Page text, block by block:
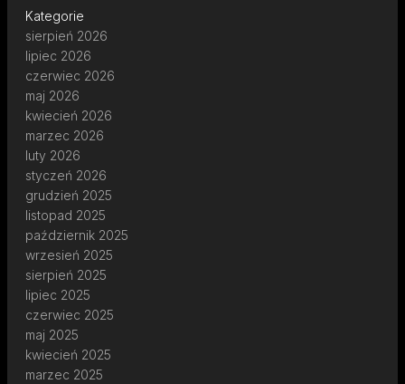
Kategorie
sierpień 2026
lipiec 2026
czerwiec 2026
maj 2026
kwiecień 2026
marzec 2026
luty 2026
styczeń 2026
grudzień 2025
listopad 2025
październik 2025
wrzesień 2025
sierpień 2025
lipiec 2025
czerwiec 2025
maj 2025
kwiecień 2025
marzec 2025